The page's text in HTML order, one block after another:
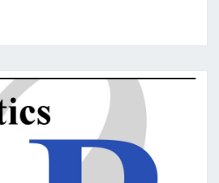
ミ
グ
【STATISTICS
“R”-